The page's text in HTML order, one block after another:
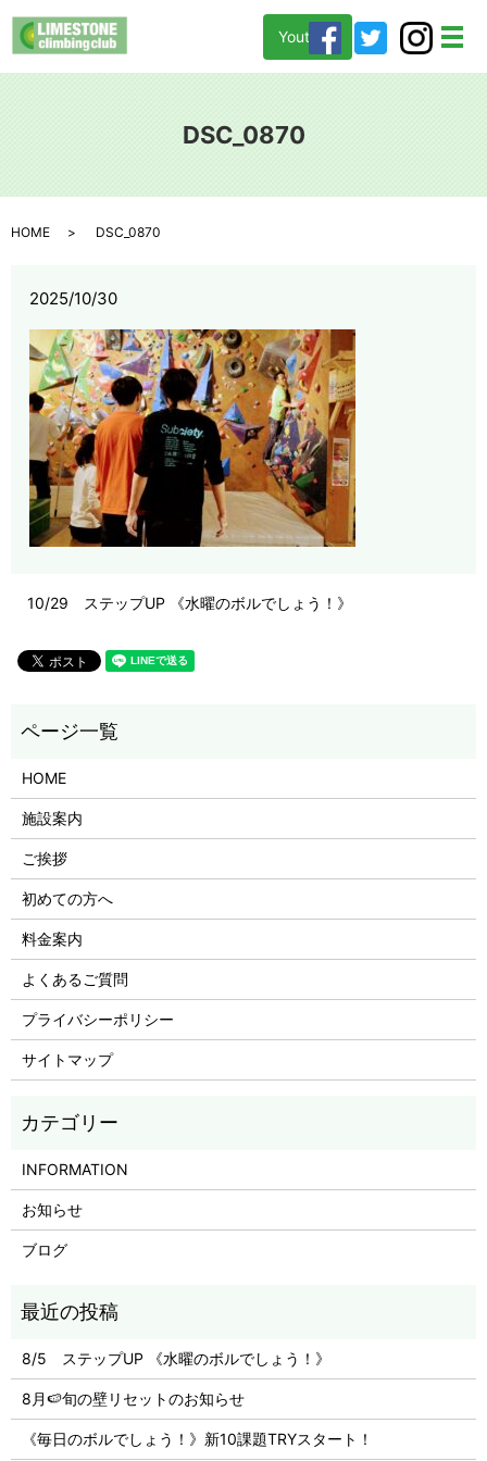
メ
Youtube
DSC_0870
HOME DSC_0870
2025/10/30
10/29 ステップUP 《水曜のボルでしょう！》
HOME
施設案内
ご挨拶
初めての方へ
料金案内
よくあるご質問
プライバシーポリシー
サイトマップ
INFORMATION
お知らせ
ブログ
8/5 ステップUP 《水曜のボルでしょう！》
8月🍉旬の壁リセットのお知らせ
《毎日のボルでしょう！》新10課題TRYスタート！